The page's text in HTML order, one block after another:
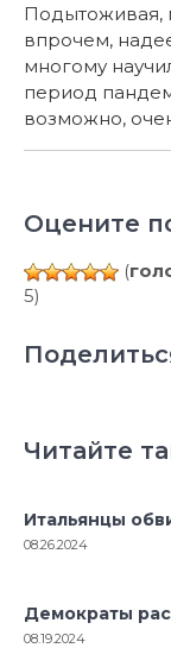
Подытоживая,
впрочем,
многому
период
возможно,
Оцените
(
5)
Читайте
Итальянцы
08.26.2024
Демократы
08.19.2024